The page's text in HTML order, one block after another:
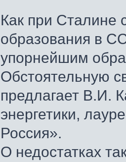
Как при Сталине
образования в
упорнейшим
Обстоятельную
предлагает В.И.
энергетики,
Россия».
О недостатках